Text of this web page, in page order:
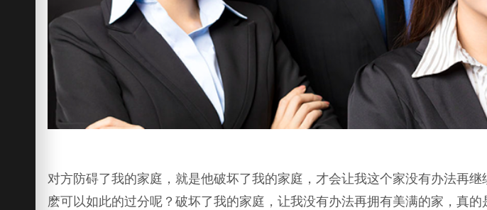
对方防碍了我的家庭，就是他破坏了我的家庭，才会让我这个家没有办法再
麽可以如此的过分呢？破坏了我的家庭，让我没有办法再拥有美满的家，真的